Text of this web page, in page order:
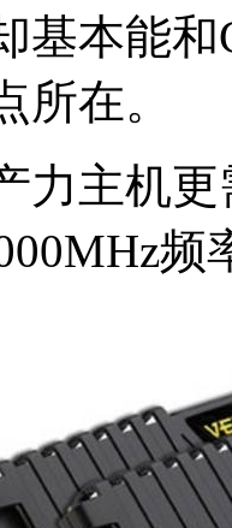
基本能
所在。
力主机